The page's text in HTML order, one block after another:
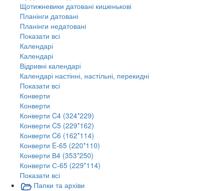
Щотижневики датовані кишенькові
Планінги датовані
Планінги недатовані
Показати всі
Календарі
Календарі
Відривні календарі
Календарі настінні, настільні, перекидні
Показати всі
Конверти
Конверти
Конверти C4 (324*229)
Конверти C5 (229*162)
Конверти C6 (162*114)
Конверти E-65 (220*110)
Конверти В4 (353*250)
Конверти С-65 (229*114)
Показати всі
Папки та архіви